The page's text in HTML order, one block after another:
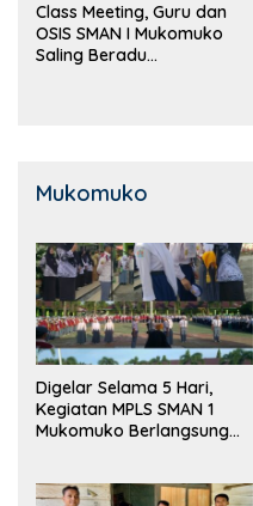
Class Meeting, Guru dan
OSIS SMAN I Mukomuko
Saling Beradu
Mukomuko
Digelar Selama 5 Hari,
Kegiatan MPLS SMAN 1
Mukomuko Berlangsung